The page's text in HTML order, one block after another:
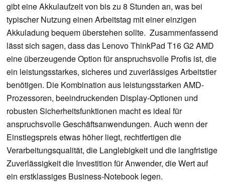
gibt eine Akkulaufzeit von bis zu 8 Stunden an, was bei
typischer Nutzung einen Arbeitstag mit einer einzigen
Akkuladung bequem überstehen sollte. Zusammenfassend
lässt sich sagen, dass das Lenovo ThinkPad T16 G2 AMD
eine überzeugende Option für anspruchsvolle Profis ist, die
ein leistungsstarkes, sicheres und zuverlässiges Arbeitstier
benötigen. Die Kombination aus leistungsstarken AMD-
Prozessoren, beeindruckenden Display-Optionen und
robusten Sicherheitsfunktionen macht es ideal für
anspruchsvolle Geschäftsanwendungen. Auch wenn der
Einstiegspreis etwas höher liegt, rechtfertigen die
Verarbeitungsqualität, die Langlebigkeit und die langfristige
Zuverlässigkeit die Investition für Anwender, die Wert auf
ein erstklassiges Business-Notebook legen.